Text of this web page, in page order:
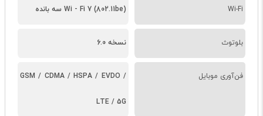
Wi-Fi Wi - Fi 7 (802.11be) سه بانده
بلوتوث نسخه 6.0
فن‌آوری موبایل GSM / CDMA / HSPA / EVDO /
LTE / 5G